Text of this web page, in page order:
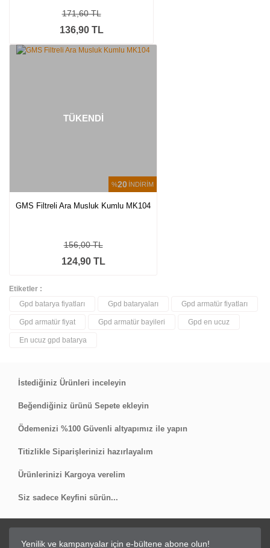
136,90 TL
171,60 TL
%20 İNDİRİM
TÜKENDİ
GMS Filtreli Ara Musluk Kumlu MK104
124,90 TL
156,00 TL
Etiketler :
Gpd batarya fiyatları
Gpd bataryaları Gpd armatür fiyatları
Gpd armatür fiyat Gpd armatür bayileri Gpd en ucuz
En ucuz gpd batarya
İstediğiniz Ürünleri inceleyin
Beğendiğiniz ürünü Sepete ekleyin
Ödemenizi %100 Güvenli altyapımız ile yapın
Titizlikle Siparişlerinizi hazırlayalım
Ürünlerinizi Kargoya verelim
Siz sadece Keyfini sürün...